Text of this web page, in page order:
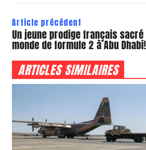
Article précédent
Un jeune prodige français
monde de formule 2 à Abu Dhabi!
ARTICLES SIMILAIRES